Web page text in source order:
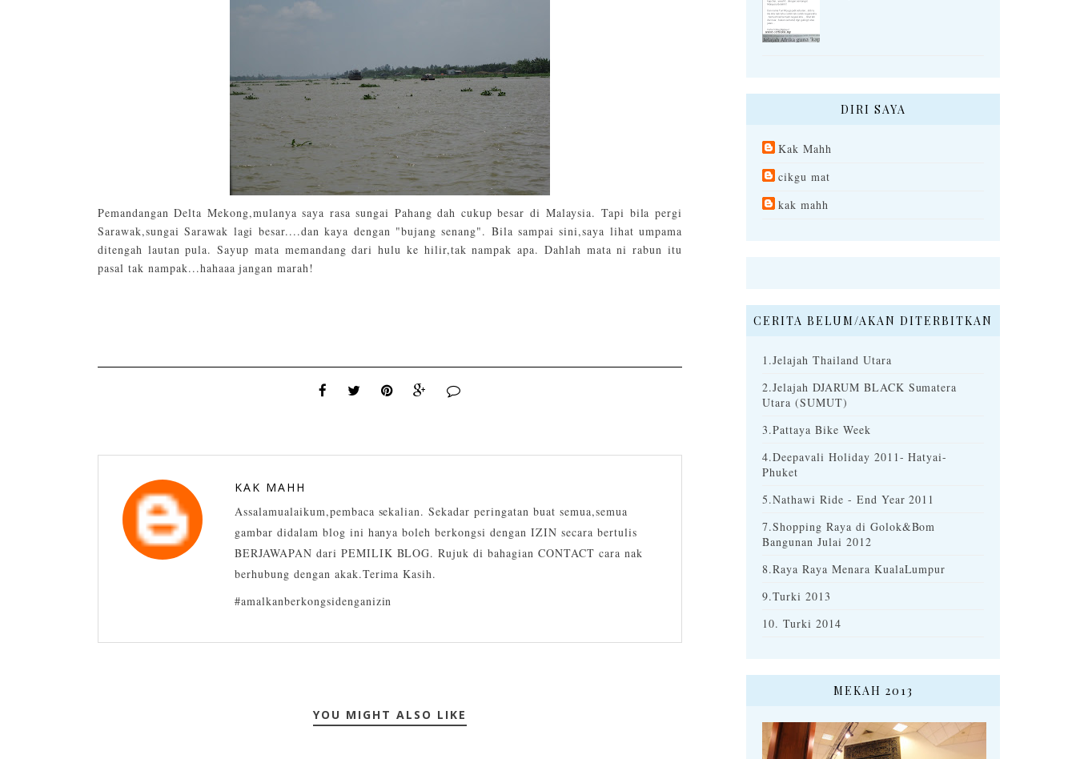
Pemandangan Delta Mekong,mulanya saya rasa sungai Pahang dah cukup besar di Malaysia. Tapi bila pergi
Sarawak,sungai Sarawak lagi besar....dan kaya dengan "bujang senang". Bila sampai sini,saya lihat umpama
ditengah lautan pula. Sayup mata memandang dari hulu ke hilir,tak nampak apa. Dahlah mata ni rabun itu
pasal tak nampak...hahaaa jangan marah!
KAK MAHH
Assalamualaikum,pembaca sekalian. Sekadar peringatan buat semua,semua
gambar didalam blog ini hanya boleh berkongsi dengan IZIN secara bertulis
BERJAWAPAN dari PEMILIK BLOG. Rujuk di bahagian CONTACT cara nak
berhubung dengan akak.Terima Kasih.
#amalkanberkongsidenganizin
YOU MIGHT ALSO LIKE
DIRI SAYA
Kak Mahh
cikgu mat
kak mahh
CERITA BELUM/AKAN DITERBITKAN
1.Jelajah Thailand Utara
2.Jelajah DJARUM BLACK Sumatera
Utara (SUMUT)
3.Pattaya Bike Week
4.Deepavali Holiday 2011- Hatyai-
Phuket
5.Nathawi Ride - End Year 2011
7.Shopping Raya di Golok&Bom
Bangunan Julai 2012
8.Raya Raya Menara KualaLumpur
9.Turki 2013
10. Turki 2014
MEKAH 2013